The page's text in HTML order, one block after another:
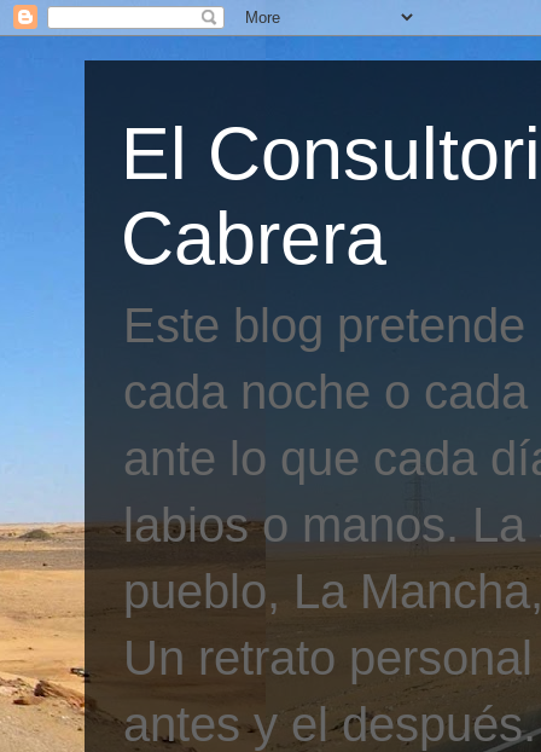
El
Cabrera
Este blog
cada noche o
ante lo que cada
labios o manos.
pueblo, La
Un retrato
antes y el después.